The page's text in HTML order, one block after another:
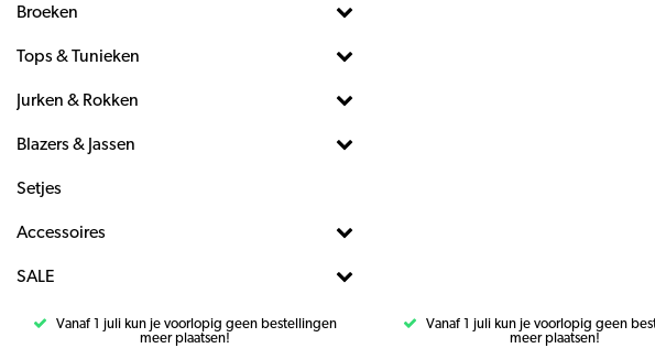
Broeken
Tops & Tunieken
Jurken & Rokken
Blazers & Jassen
Setjes
Accessoires
SALE
Vanaf 1 juli kun je voorlopig geen bestellingen
meer plaatsen!
Vanaf 1 juli kun je voorlopig geen
meer plaatsen!